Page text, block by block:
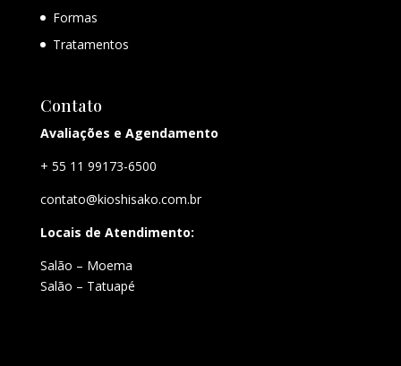
Formas
Tratamentos
Contato
Avaliações e Agendamento
+ 55 11 99173-6500
contato@kioshisako.com.br
Locais de Atendimento:
Salão – Moema
Salão – Tatuapé